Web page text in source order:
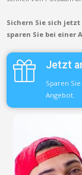
Sichern Sie sich
sparen Sie bei einer
Jetzt
Sparen
Angebot.